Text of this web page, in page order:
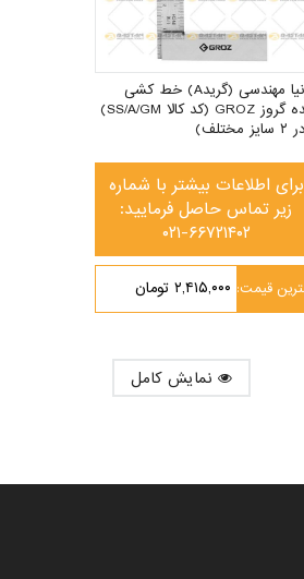
گونیا مهندسی (گریدA) خط کشی
شده گروز GROZ (کد کالا SS/A/GM)
برای اطلاعات بیشتر با شماره
زیر تماس حاصل فرمایید:
۰۲۱-۶۶۷۲۱۴۰۲
۲,۴۱۵,۰۰۰ تومان قیمت: